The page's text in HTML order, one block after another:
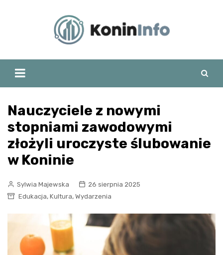
Nauczyciele z nowymi
stopniami zawodowymi
złożyli uroczyste ślubowanie
w Koninie
Sylwia Majewska
26 sierpnia 2025
Edukacja, Kultura, Wydarzenia